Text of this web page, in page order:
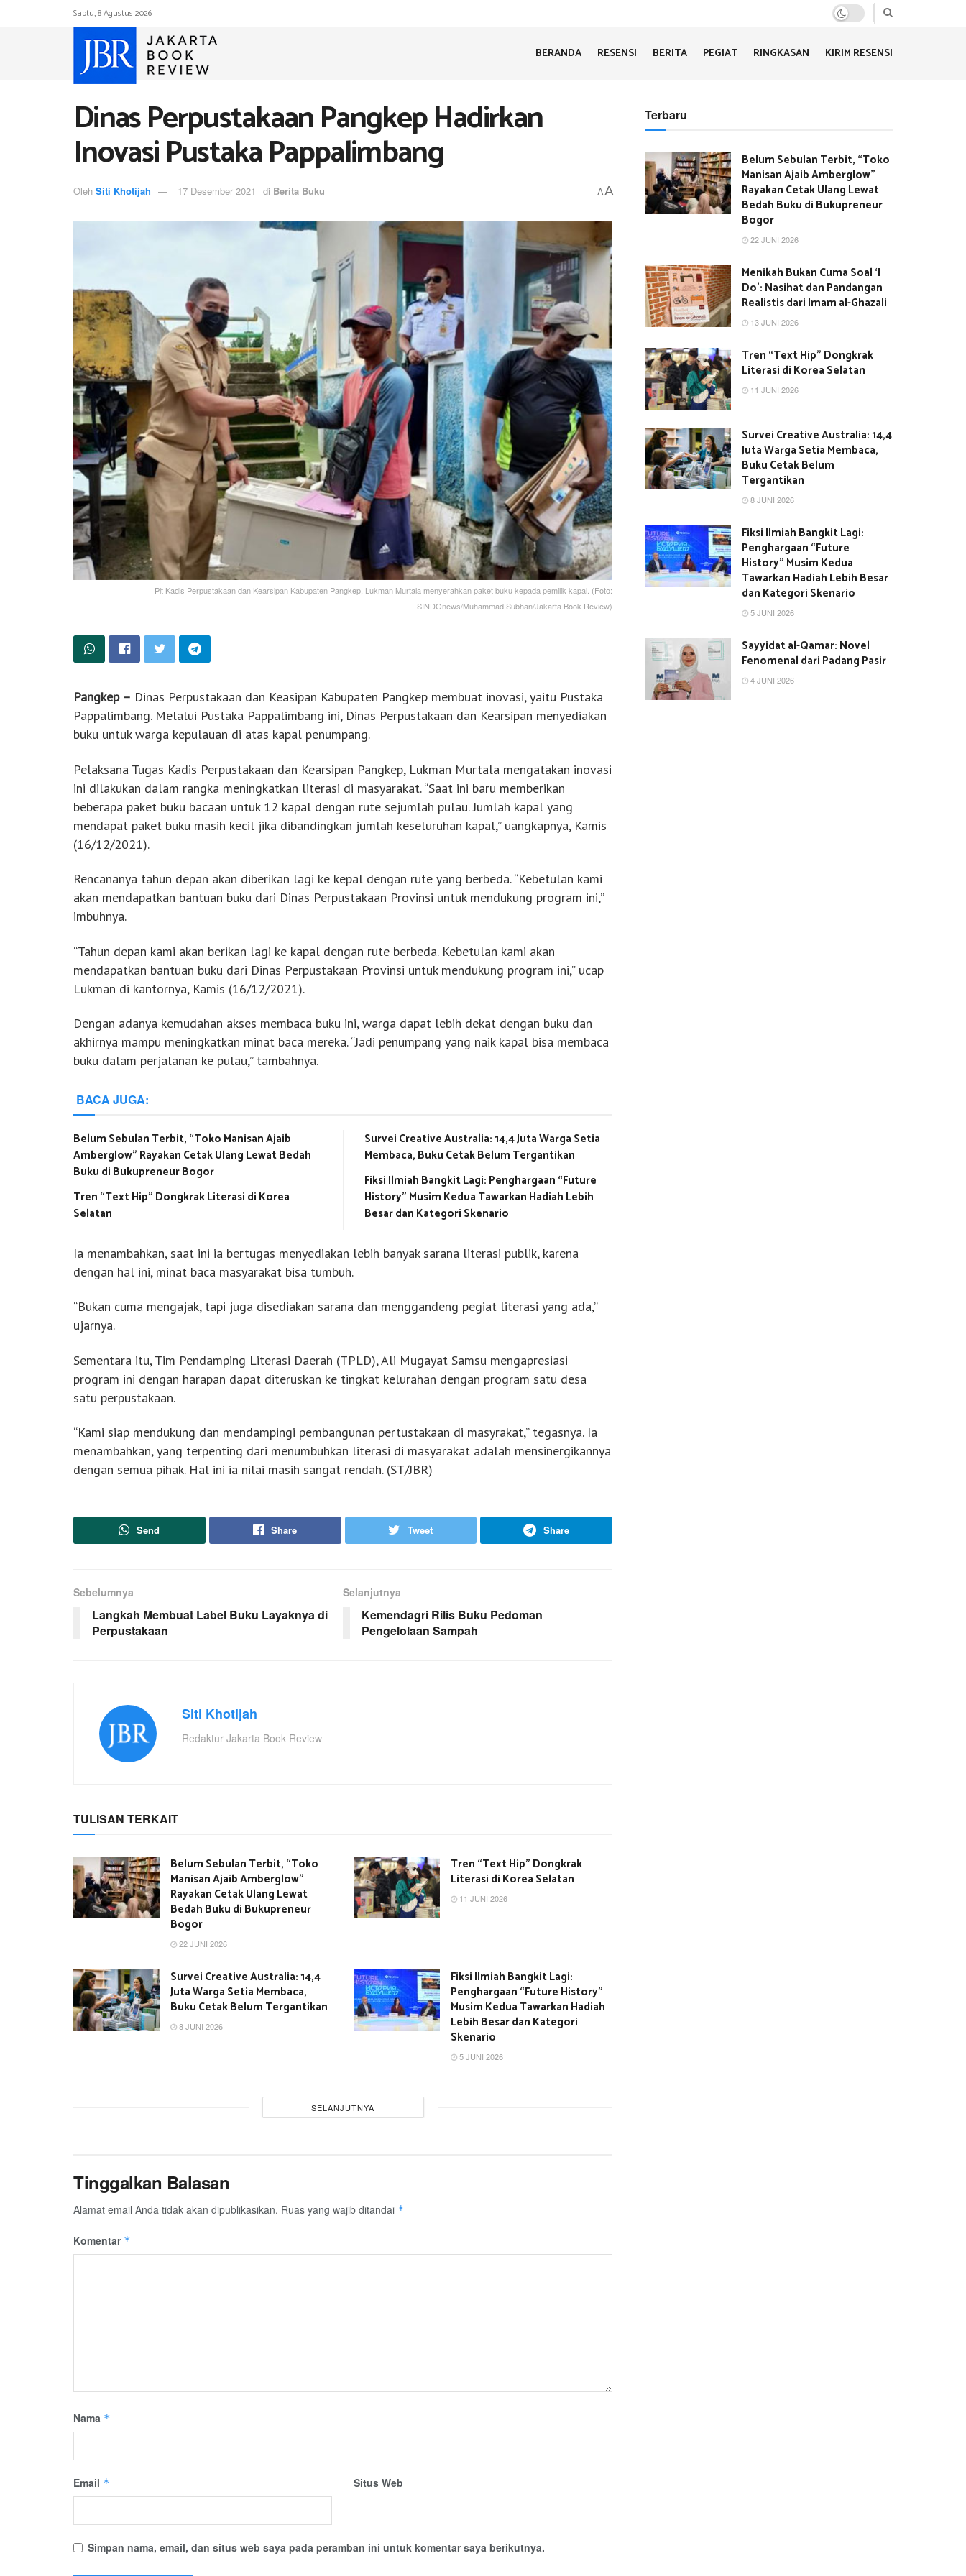
Sabtu, 8 Agustus 2026
BERANDA RESENSI BERITA PEGIAT RINGKASAN KIRIM RESENSI
Dinas Perpustakaan Pangkep Hadirkan
Inovasi Pustaka Pappalimbang
Oleh Siti Khotijah 17 Desember 2021 di Berita Buku AA
Plt Kadis Perpustakaan dan Kearsipan Kabupaten Pangkep, Lukman Murtala menyerahkan paket buku kepada pemilik kapal. (Foto:
SINDOnews/Muhammad Subhan/Jakarta Book Review)
Pangkep – Dinas Perpustakaan dan Keasipan Kabupaten Pangkep membuat inovasi, yaitu Pustaka
Pappalimbang. Melalui Pustaka Pappalimbang ini, Dinas Perpustakaan dan Kearsipan menyediakan
buku untuk warga kepulauan di atas kapal penumpang.
Pelaksana Tugas Kadis Perpustakaan dan Kearsipan Pangkep, Lukman Murtala mengatakan inovasi
ini dilakukan dalam rangka meningkatkan literasi di masyarakat. “Saat ini baru memberikan
beberapa paket buku bacaan untuk 12 kapal dengan rute sejumlah pulau. Jumlah kapal yang
mendapat paket buku masih kecil jika dibandingkan jumlah keseluruhan kapal,” uangkapnya, Kamis
(16/12/2021).
Rencananya tahun depan akan diberikan lagi ke kepal dengan rute yang berbeda. “Kebetulan kami
akan mendapatkan bantuan buku dari Dinas Perpustakaan Provinsi untuk mendukung program ini,”
imbuhnya.
“Tahun depan kami akan berikan lagi ke kapal dengan rute berbeda. Kebetulan kami akan
mendapatkan bantuan buku dari Dinas Perpustakaan Provinsi untuk mendukung program ini,” ucap
Lukman di kantornya, Kamis (16/12/2021).
Dengan adanya kemudahan akses membaca buku ini, warga dapat lebih dekat dengan buku dan
akhirnya mampu meningkatkan minat baca mereka. “Jadi penumpang yang naik kapal bisa membaca
buku dalam perjalanan ke pulau,” tambahnya.
BACA JUGA:
Belum Sebulan Terbit, “Toko Manisan Ajaib
Amberglow” Rayakan Cetak Ulang Lewat Bedah
Buku di Bukupreneur Bogor
Tren “Text Hip” Dongkrak Literasi di Korea
Selatan
Survei Creative Australia: 14,4 Juta Warga Setia
Membaca, Buku Cetak Belum Tergantikan
Fiksi Ilmiah Bangkit Lagi: Penghargaan “Future
History” Musim Kedua Tawarkan Hadiah Lebih
Besar dan Kategori Skenario
Ia menambahkan, saat ini ia bertugas menyediakan lebih banyak sarana literasi publik, karena
dengan hal ini, minat baca masyarakat bisa tumbuh.
“Bukan cuma mengajak, tapi juga disediakan sarana dan menggandeng pegiat literasi yang ada,”
ujarnya.
Sementara itu, Tim Pendamping Literasi Daerah (TPLD), Ali Mugayat Samsu mengapresiasi
program ini dengan harapan dapat diteruskan ke tingkat kelurahan dengan program satu desa
satu perpustakaan.
“Kami siap mendukung dan mendampingi pembangunan pertustakaan di masyrakat,” tegasnya. Ia
menambahkan, yang terpenting dari menumbuhkan literasi di masyarakat adalah mensinergikannya
dengan semua pihak. Hal ini ia nilai masih sangat rendah. (ST/JBR)
Send Share Tweet Share
Sebelumnya
Langkah Membuat Label Buku Layaknya di
Perpustakaan
Selanjutnya
Kemendagri Rilis Buku Pedoman
Pengelolaan Sampah
Siti Khotijah
Redaktur Jakarta Book Review
TULISAN TERKAIT
Belum Sebulan Terbit, “Toko
Manisan Ajaib Amberglow”
Rayakan Cetak Ulang Lewat
Bedah Buku di Bukupreneur
Bogor
22 JUNI 2026
Tren “Text Hip” Dongkrak
Literasi di Korea Selatan
11 JUNI 2026
Survei Creative Australia: 14,4
Juta Warga Setia Membaca,
Buku Cetak Belum Tergantikan
8 JUNI 2026
Fiksi Ilmiah Bangkit Lagi:
Penghargaan “Future History”
Musim Kedua Tawarkan Hadiah
Lebih Besar dan Kategori
Skenario
5 JUNI 2026
SELANJUTNYA
Tinggalkan Balasan
Alamat email Anda tidak akan dipublikasikan. Ruas yang wajib ditandai *
Komentar *
Nama *
Email * Situs Web
Simpan nama, email, dan situs web saya pada peramban ini untuk komentar saya berikutnya.
Terbaru
Belum Sebulan Terbit, “Toko
Manisan Ajaib Amberglow”
Rayakan Cetak Ulang Lewat
Bedah Buku di Bukupreneur
Bogor
22 JUNI 2026
Menikah Bukan Cuma Soal ‘I
Do’: Nasihat dan Pandangan
Realistis dari Imam al-Ghazali
13 JUNI 2026
Tren “Text Hip” Dongkrak
Literasi di Korea Selatan
11 JUNI 2026
Survei Creative Australia: 14,4
Juta Warga Setia Membaca,
Buku Cetak Belum
Tergantikan
8 JUNI 2026
Fiksi Ilmiah Bangkit Lagi:
Penghargaan “Future
History” Musim Kedua
Tawarkan Hadiah Lebih Besar
dan Kategori Skenario
5 JUNI 2026
Sayyidat al-Qamar: Novel
Fenomenal dari Padang Pasir
4 JUNI 2026